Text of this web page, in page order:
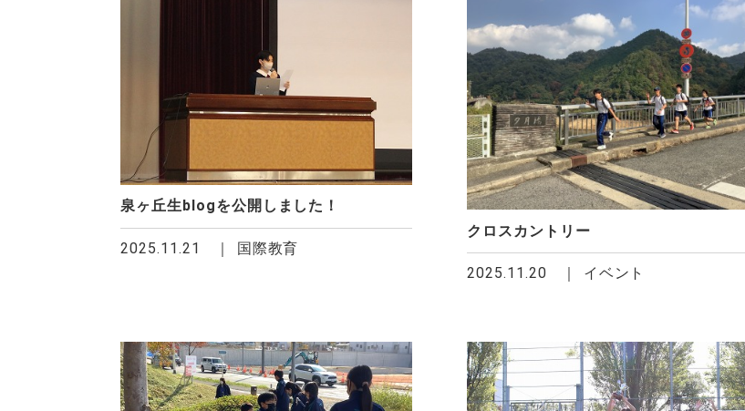
泉ヶ丘生blogを公開しました！
2025.11.21 国際教育
クロスカントリー
2025.11.20 イベント